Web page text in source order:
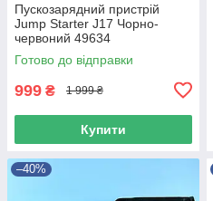
Пускозарядний пристрій
Jump Starter J17 Чорно-
червоний 49634
Готово до відправки
999 ₴ 1 999 ₴
Купити
–40%